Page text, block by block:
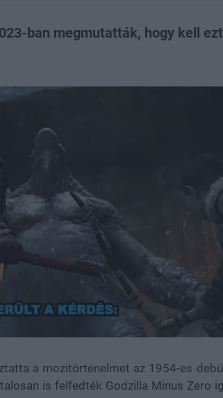
ban megmutatták, hogy kell
a mozitörténelmet az 1954-es
is felfedték Godzilla Minus Zero